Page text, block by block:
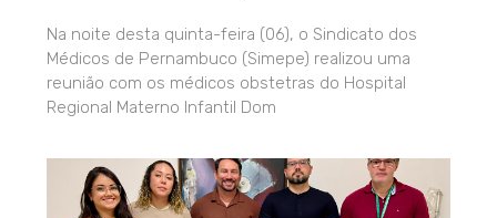
Na noite desta quinta-feira (06), o Sindicato dos
Médicos de Pernambuco (Simepe) realizou uma
reunião com os médicos obstetras do Hospital
Regional Materno Infantil Dom